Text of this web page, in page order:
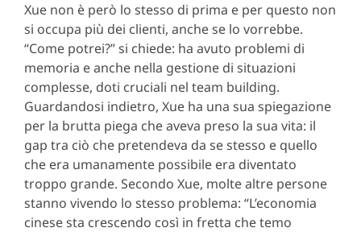
Xue non è però lo stesso di prima e per questo non
si occupa più dei clienti, anche se lo vorrebbe.
“Come potrei?” si chiede: ha avuto problemi di
memoria e anche nella gestione di situazioni
complesse, doti cruciali nel team building.
Guardandosi indietro, Xue ha una sua spiegazione
per la brutta piega che aveva preso la sua vita: il
gap tra ciò che pretendeva da se stesso e quello
che era umanamente possibile era diventato
troppo grande. Secondo Xue, molte altre persone
stanno vivendo lo stesso problema: “L’economia
cinese sta crescendo così in fretta che temo